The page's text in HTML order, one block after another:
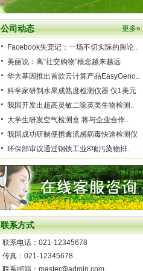
公司动态 更多»
Facebook失宠记：一场不切实际的舆论..
美丽说：离“社交购物”概念越来越远
华大基因推出首款云计算产品EasyGeno..
科学家研制水果成熟度检测仪器 仅1美元
我国开发出超高灵敏二噁英类生物检测..
大学生研发空气检测盒 将与企业合作..
我国成功研制便携禽流感病毒快速检测仪
环保部审议通过钢铁工业8项污染物排..
联系方式
联系电话：021-12345678
传真：021-12345678
联系邮箱：master@admin.com